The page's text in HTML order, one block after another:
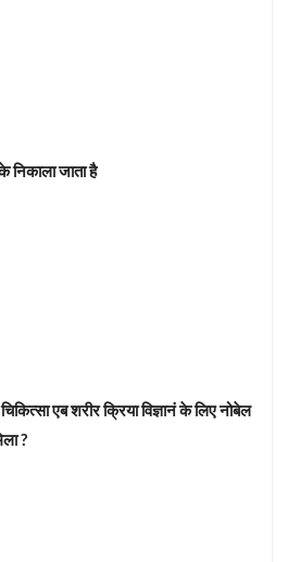
निकाला जाता है
एब शरीर क्रिया विज्ञानं के लिए नोबेल
?